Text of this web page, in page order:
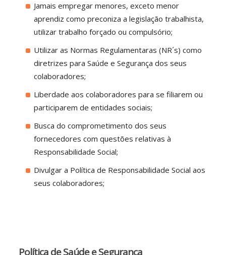
Jamais empregar menores, exceto menor
aprendiz como preconiza a legislação trabalhista,
utilizar trabalho forçado ou compulsório;
Utilizar as Normas Regulamentaras (NR´s) como
diretrizes para Saúde e Segurança dos seus
colaboradores;
Liberdade aos colaboradores para se filiarem ou
participarem de entidades sociais;
Busca do comprometimento dos seus
fornecedores com questões relativas à
Responsabilidade Social;
Divulgar a Política de Responsabilidade Social aos
seus colaboradores;
Política de Saúde e Segurança